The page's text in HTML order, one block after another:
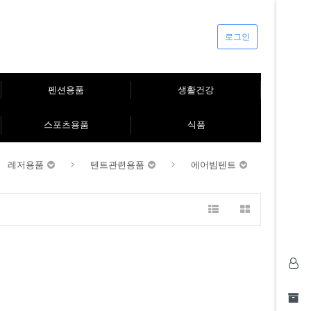
로그인
펜션용품 생활건강
스포츠용품 식품
레저용품 텐트관련용품 에어빔텐트